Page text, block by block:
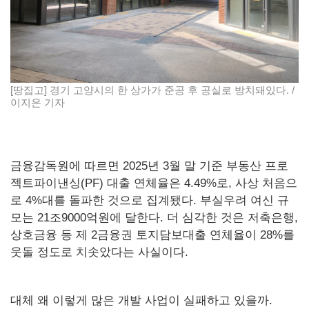
[땅집고] 경기 고양시의 한 상가가 준공 후 공실로 방치돼있다. /
이지은 기자
금융감독원에 따르면 2025년 3월 말 기준 부동산 프로
젝트파이낸싱(PF) 대출 연체율은 4.49%로, 사상 처음으
로 4%대를 돌파한 것으로 집계됐다. 부실우려 여신 규
모는 21조9000억원에 달한다. 더 심각한 것은 저축은행,
상호금융 등 제 2금융권 토지담보대출 연체율이 28%를
웃돌 정도로 치솟았다는 사실이다.
대체 왜 이렇게 많은 개발 사업이 실패하고 있을까.